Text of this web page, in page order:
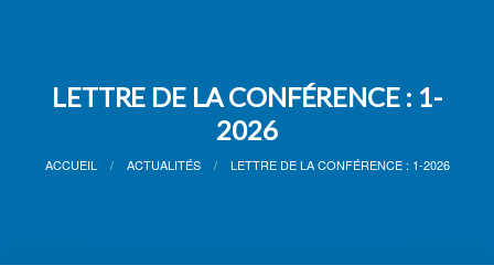
LETTRE DE LA CONFÉRENCE : 1-
2026
ACCUEIL ACTUALITÉS LETTRE DE LA CONFÉRENCE : 1-2026